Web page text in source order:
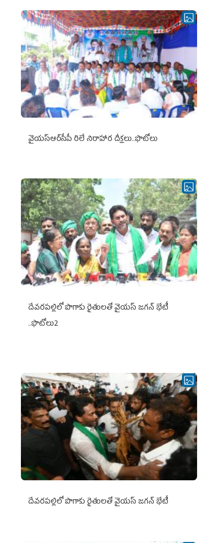
వైయ‌స్ఆర్‌సీపీ రిలే నిరాహార దీక్షలు..ఫొటోలు
దేవరపల్లిలో పొగాకు రైతులతో వైయస్ జగన్ భేటీ
..ఫొటోలు2
దేవరపల్లిలో పొగాకు రైతులతో వైయస్ జగన్ భేటీ